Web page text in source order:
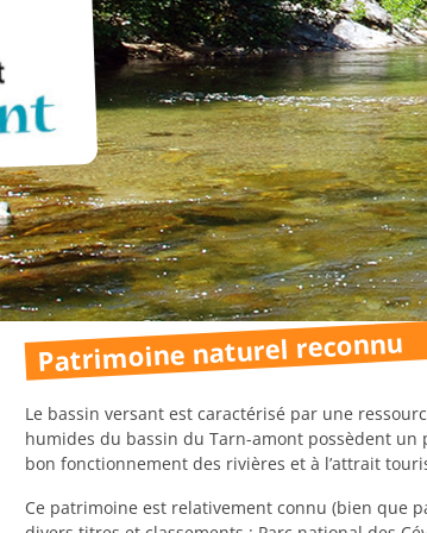
Patrimoine naturel reconnu
Le bassin versant est caractérisé par une
humides du bassin du Tarn-amont possèdent
bon fonctionnement des rivières et à l’attrait
Ce patrimoine est relativement connu (bien que